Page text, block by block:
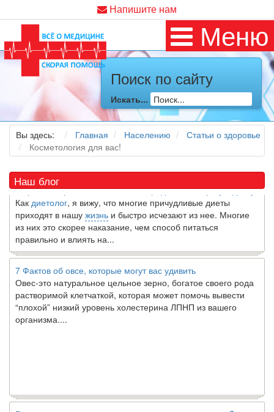
Напишите нам
Меню
Поиск по сайту
Искать...
Вы здесь: Главная Населению
Статьи о здоровье
Косметология для вас!
Наш блог
Как я заболел во время локдауна?
Это странная ситуация: вы соблюдали все меры
предосторожности COVID-19 (вы почти все время дома),
но, тем не менее, вы каким-то образом простудились. Вы
можете задаться...
5 причин обратить внимание на средиземноморскую диету
Как
диетолог
, я вижу, что многие причудливые диеты
приходят в нашужизньи быстро исчезают из нее. Многие
из них это скорее наказание, чем способ питаться
правильно и влиять на...
Овес-это натуральное цельное зерно, богатое своего рода
растворимой клетчаткой, которая может помочь вывести
“плохой” низкий уровень холестерина ЛПНП из вашего
организма....